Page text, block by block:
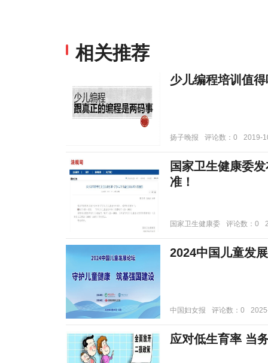
相关推荐
少儿编程培训值
扬子晚报 评论数：0 2019-
国家卫生健康委
准！
国家卫生健康委 评论数：0
2024中国儿童发
中国妇女报 评论数：0
应对低生育率 当